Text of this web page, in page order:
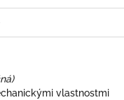
vlastnostmi